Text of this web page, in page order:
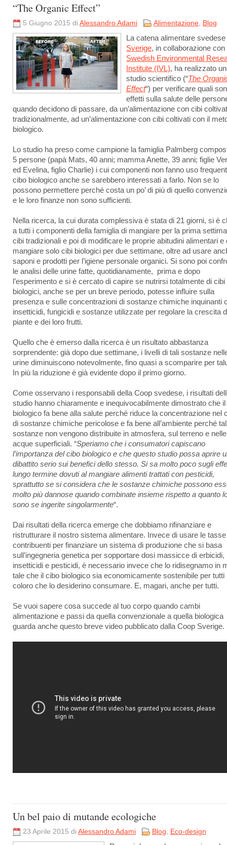
“The Organic Effect”
5 Giugno 2015 di Alessandro Adami Alimentazione, Blog
La catena alimentare svedese
Sverige, in collaborazione con
Swedish Environmental
Institute (IVL), ha realizzato
studio scientifico (“The
Effect“) per verificare quali
effetti sulla salute delle
quando decidono di passare, da un’alimentazione con cibi
tradizionalmente, ad un’alimentazione con cibi coltivati con il
biologico.
Lo studio ha preso come campione la famiglia Palmberg
5 persone (papà Mats, 40 anni; mamma Anette, 39 anni; figlie
ed Evelina, figlio Charlie) i cui componenti non fanno uso
cibo biologico anche se sarebbero interessati a farlo. Non se lo
possono permettere perché costa un po’ di più di quello
e le loro finanze non sono sufficienti.
Nella ricerca, la cui durata complessiva è stata di 21 giorni, si è
a tutti i componenti della famiglia di mangiare per la prima
cibi tradizionali e poi di modificare le proprie abitudini alimentari e
mangiare solo cibi biologici per due settimane, oltre ad usare
saponi e prodotti per l’igiene personale organici. Si sono poi
le analisi delle urine fatte, quotidianamente, prima e dopo
l’esperimento e si è cercato di capire se nutrirsi totalmente di cibi
biologici, anche se per un breve periodo, potesse influire sulla
presenza e sulle concentrazioni di sostanze chimiche inquinanti
insetticidi, fungicidi e sostanze utilizzate per regolare la crescita
piante e dei loro frutti.
Quello che è emerso dalla ricerca è un risultato abbastanza
sorprendente: già dopo due settimane, i livelli di tali sostanze
urine diminuiscono notevolmente, fino quasi a scomparire per
In più la riduzione è già evidente dopo il primo giorno.
Come osservano i responsabili della Coop svedese, i risultati
studio hanno chiaramente e inequivocabilmente dimostrato che
biologico fa bene alla salute perché riduce la concentrazione nel
di sostanze chimiche pericolose e fa bene all’ambiente perché
sostanze non vengono distribuite in atmosfera, sul terreno e nelle
acque superficiali. “Speriamo che i consumatori capiscano
l’importanza del cibo biologico e che questo studio possa aprire
dibattito serio sui benefici dello stesso. Si sa molto poco sugli
lungo termine dovuti al mangiare alimenti trattati con pesticidi,
sprattutto se si considera che le sostanze chimiche possono
molto più dannose quando combinate insieme rispetto a quanto
sono se ingerite singolarmente“.
Dai risultati della ricerca emerge che dobbiamo rifinanziare e
ristrutturare il nostro sistema alimentare. Invece di usare le
contribuenti per finanziare un sistema di produzione che si basa
sull’ingegneria genetica per sopportare dosi massicce di erbicidi,
insetticidi e pesticidi, è necessario invece che lo ridisegnamo in
tale che il cibo biologico sia economicamente sostenibile per tutti
coloro che lo desiderino consumare. E, magari, anche per tutti.
Se vuoi sapere cosa succede al tuo corpo quando cambi
alimentazione e passi da quella convenzionale a quella biologica
guarda anche questo breve video pubblicato dalla Coop Sverige.
Un bel paio di mutande ecologiche
23 Aprile 2015 di Alessandro Adami Blog, Eco-design